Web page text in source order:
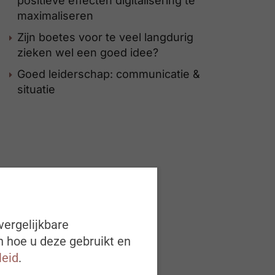
maximaliseren
Zijn boetes voor te veel langdurig
zieken wel een goed idee?
Goed leiderschap: communicatie &
situatie
u deze gebruikt en
.